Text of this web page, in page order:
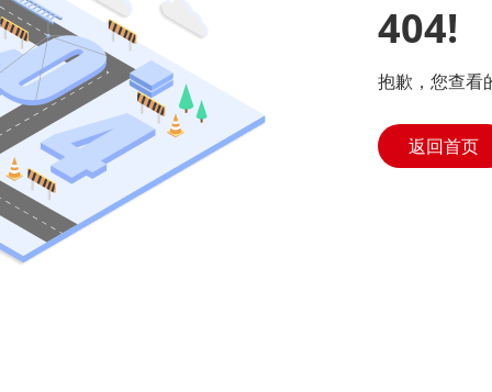
404!
抱歉，您查看
返回首页